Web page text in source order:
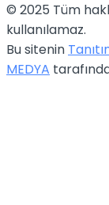
© 2025 Tüm
kullanılamaz.
Bu sitenin
MEDYA